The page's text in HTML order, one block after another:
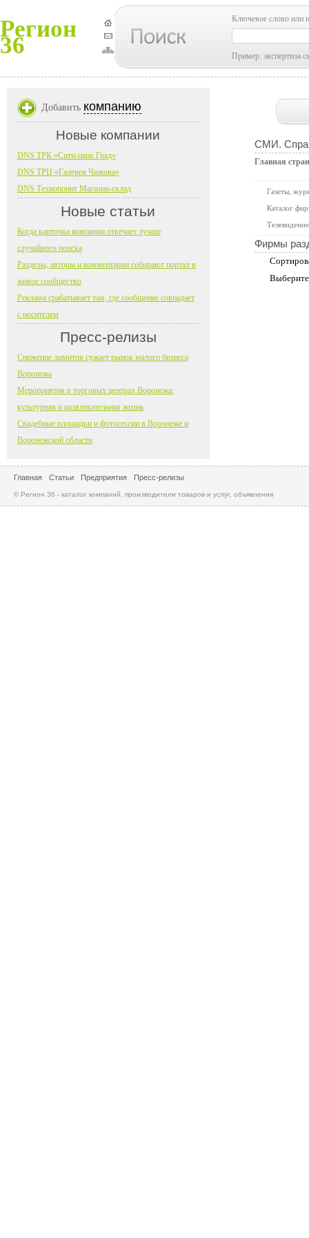
Регион
36
Ключевое слово или
Пример: экспертиза
СМИ.
Главная
Газеты,
Каталог
Фирмы
Добавить компанию
Новые компании
DNS ТРК «Сити-парк Град»
DNS ТРЦ «Галерея Чижова»
DNS Технопоинт Магазин-склад
Новые статьи
Когда карточка компании отвечает лучше
случайного поиска
Разделы, авторы и комментарии собирают портал в
живое сообщество
Реклама срабатывает там, где сообщение совпадает
с носителем
Пресс-релизы
Снижение лимитов сужает рынок малого бизнеса
Воронежа
Мероприятия в торговых центрах Воронежа:
культурная и развлекательная жизнь
Свадебные площадки и фотосессии в Воронеже и
Воронежской области
Главная Статьи Предприятия Пресс-релизы
© Регион 36 - каталог компаний, производители товаров и услуг, объявления